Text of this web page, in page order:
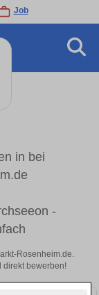
Job
in bei
-
Rosenheim.de.
direkt bewerben!